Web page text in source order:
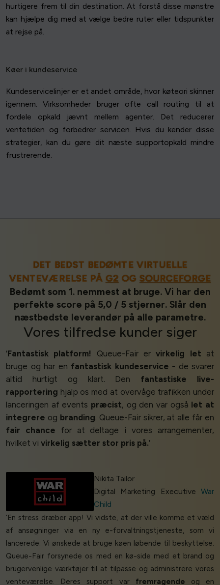
hurtigere frem til din destination. At forstå disse mønstre
kan hjælpe dig med at vælge bedre ruter eller tidspunkter
at rejse på.
Køer i kundeservice
Kundeservicelinjer er et andet område, hvor køteori skinner
igennem. Virksomheder bruger ofte call routing til at
fordele opkald jævnt mellem agenter. Det reducerer
ventetiden og forbedrer servicen. Hvis du kender disse
strategier, kan du gøre dit næste supportopkald mindre
frustrerende.
DET BEDST BEDØMTE VIRTUELLE
VENTEVÆRELSE PÅ G2 OG SOURCEFORGE
Bedømt som 1. nemmest at bruge. Vi har den
perfekte score på 5,0 / 5 stjerner. Slår den
næstbedste leverandør på alle parametre.
Vores tilfredse kunder siger
‘Fantastisk platform! Queue-Fair ervirkelig let at
bruge og har en fantastisk kundeservice - de svarer
altid hurtigt og klart. Den fantastiske live-
rapportering hjalp os med at overvåge trafikken under
lanceringen af events præcist, og den var også let at
integrere og branding. Queue-Fair sikrer, at alle får en
fair chance for at deltage i vores arrangementer,
hvilket vi virkelig sætter stor pris på.’
Nikita Tailor
Digital Marketing Executive War
Child
‘En stress dræber app! Vi vidste, at der ville komme et væld
af ansøgninger via en ny e-forvaltningstjeneste, som vi
lancerede. Vi ønskede at bruge køen løbende til beskyttelse.
Queue-Fair forsynede os med en kø-side med et brand og
brugervenlige værktøjer til at tilpasse og administrere vores
venteværelse. Deres support var fremragende og en